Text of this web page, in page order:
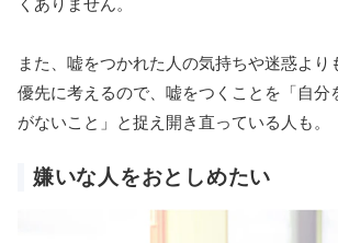
また、嘘をつかれた人の気持ちや迷惑より
優先に考えるので、嘘をつくことを「自分
がないこと」と捉え開き直っている人も。
嫌いな人をおとしめたい